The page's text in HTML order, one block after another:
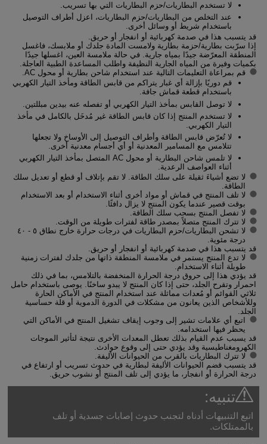
لا تستخدم البطاريات/حزم البطاريات التي بها تسريب.
عند التخلص من البطاريات/حزم البطاريات، اعزل أطراف التوصيل
باستخدام شريط أو وسائل أخرى.
قد يتسبب هذا في صدمة كهربائية أو انفجار أو حريق.
إذا سرّبت بطارية/حزمة بطارية ولامست المادة جلدك أو ملابسك، فاغسل
المنطقة المعرّضة جيدًا بمياه جارية. في حالة ملامسة العين، اغسلها جيدًا
بكميات وفيرة من المياه الجارية النظيفة واطلب المساعدة الطبية العاجلة.
قم بمراعاة التعليمات التالية عند استخدام شاحن بطارية أو محول AC.
قم دوريًا بإزالة أي غبار يتراكم من قابس الطاقة ومأخذ التيار الكهربي
باستخدام قطعة قماش جافة.
لا توصل القابس بمأخذ التيار الكهربي أو تفصله عنه بيدين مبللتين.
لا تستخدم المنتج إذا كان قابس الطاقة غير مُدخَل بالكامل في مأخذ
التيار الكهربي.
لا تُعرّض قابس الطاقة وأطراف التوصيل إلى الأوساخ ولا تجعلها
تتلامس مع المسامير المعدنية أو أي أجسام معدنية أخرى.
لا تلمس شاحن البطارية أو محول AC المتصل بمأخذ التيار الكهربي
أثناء العواصف الرعدية.
لا تضع أشياءَ ثقيلة على سلك الطاقة. لا تقم بإتلاف أو قطع أو تعديل سلك
الطاقة.
لا تلف المنتج في قماش أو مواد أخرى أثناء الاستخدام أو بعد الاستخدام
بوقت قصير عندما يكون المنتج لا يزال دافئًا.
لا تفصل المنتج بسحب سلك الطاقة.
لا تترك المنتج متصلاً بمصدر طاقة لفترات طويلة من الوقت.
لا تشحن البطاريات/حزم البطاريات في درجات حرارة خارج نطاق ٥ - ٤٠
درجة مئوية.
قد يتسبب هذا في صدمة كهربائية أو انفجار أو حريق.
لا تدع المنتج يستمر في ملامسة المنطقة ذاتها من جلدك لفترات زمنية
طويلة أثناء الاستخدام.
قد يؤدي هذا إلى حروق درجة الحرارة المنخفضة بالتلامس، بما في ذلك
احمرار وتقرح الجلد، حتى إذا كان المنتج لا يبدو ساخنًا. يوصى باستخدام حامل
ثلاثي القوائم أو مُعدات مماثلة عند استخدام المنتج في الأماكن الحارة
وللأشخاص الذين يعانون من مشكلات في الدورة الدموية أو قلة حساسية
الجلد.
اتبع أي علامات تشير إلى وجوب إيقاف تشغيل المنتج في الأماكن التي
يحظر فيها استخدامه.
قد يسبب عدم القيام بذلك تعطل المعدات الأخرى نتيجة لتأثير الموجات
الكهرومغناطيسية وقد يؤدي حتى إلى وقوع حوادث.
لا تترك البطاريات بالقرب من الحيوانات الأليفة.
قد يتسبب قضم الحيوانات الأليفة لبطارية في حدوث تسريب أو ارتفاع في
درجة الحرارة أو انفجار، ما يؤدي إلى تلف المنتج أو نشوب حريق.
تنبيه:
اتبع التنبيهات أدناه لتجنب حدوث إصابات جسدية أو تلف
بالممتلكات.